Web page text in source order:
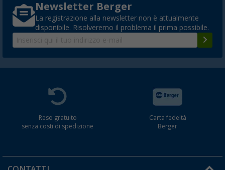
Newsletter Berger
La registrazione alla newsletter non è attualmente
disponibile. Risolveremo il problema il prima possibile.
Reso gratuito
senza costi di spedizione
Carta fedeltà
Berger